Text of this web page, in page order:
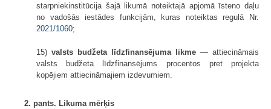
starpniekinstitūcija šajā likumā noteiktajā apjomā īsteno daļu
no vadošās iestādes funkcijām, kuras noteiktas regulā Nr.
2021/1060;
15) valsts budžeta līdzfinansējuma likme — attiecināmais
valsts budžeta līdzfinansējums procentos pret projekta
kopējiem attiecināmajiem izdevumiem.
2. pants. Likuma mērķis